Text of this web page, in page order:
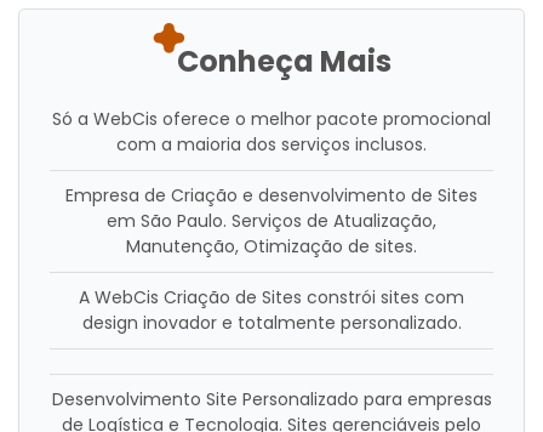
Conheça Mais
Só a WebCis oferece o melhor pacote promocional
com a maioria dos serviços inclusos.
Empresa de Criação e desenvolvimento de Sites
em São Paulo. Serviços de Atualização,
Manutenção, Otimização de sites.
A WebCis Criação de Sites constrói sites com
design inovador e totalmente personalizado.
Desenvolvimento Site Personalizado para empresas
de Logística e Tecnologia. Sites gerenciáveis pelo